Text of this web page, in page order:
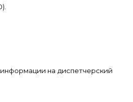
на диспетчерский